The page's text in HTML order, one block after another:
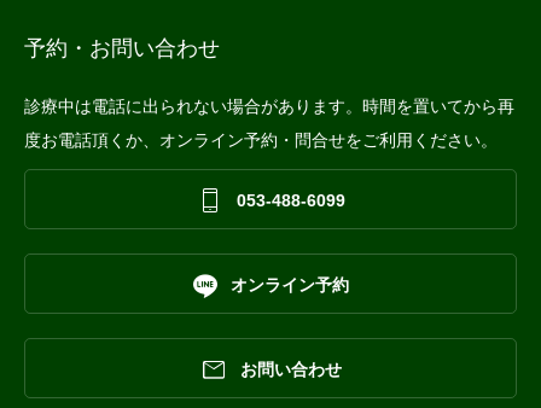
予約・お問い合わせ
診療中は電話に出られない場合があります。時間を置いてから再
度お電話頂くか、オンライン予約・問合せをご利用ください。
 053-488-6099
 オンライン予約
 お問い合わせ